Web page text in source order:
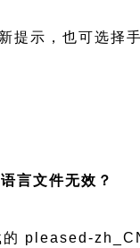
提示，也可选择
言文件无效？
pleased-